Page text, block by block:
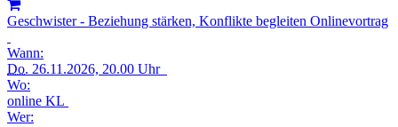
Geschwister - Beziehung stärken, Konflikte begleiten Onlinevortrag
Wann:
Do. 26.11.2026, 20.00 Uhr
Wo:
online KL
Wer: